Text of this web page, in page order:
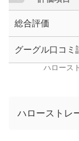
総合評価
グーグル口コミ
ハロース
ハローストレ